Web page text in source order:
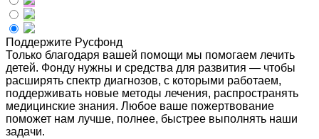
Поддержите Русфонд
Только благодаря вашей помощи мы помогаем лечить
детей. Фонду нужны и средства для развития — чтобы
расширять спектр диагнозов, с которыми работаем,
поддерживать новые методы лечения, распространять
медицинские знания. Любое ваше пожертвование
поможет нам лучше, полнее, быстрее выполнять наши
задачи.